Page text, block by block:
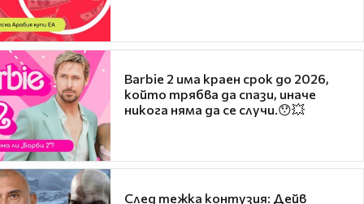
Barbie 2 има краен срок до 2026,
който трябва да спази, иначе
никога няма да се случи.😯💥
След тежка контузия: Дейв